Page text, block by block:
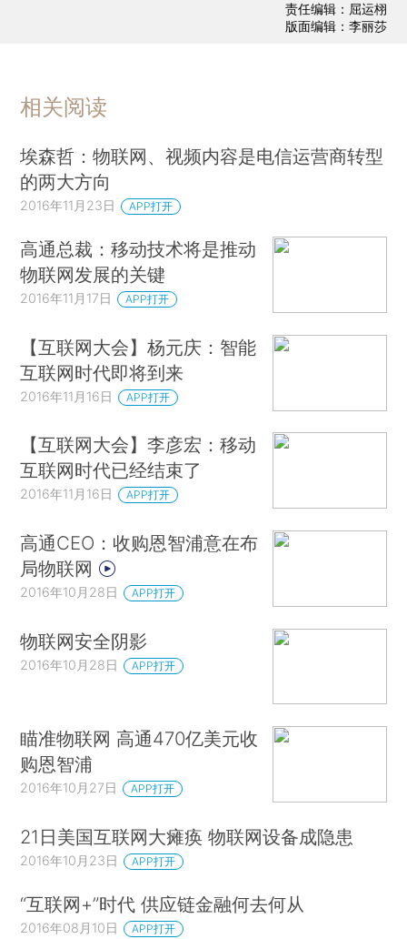
责任编辑：屈运栩
版面编辑：李丽莎
相关阅读
埃森哲：物联网、视频内容是电信运营商转型
的两大方向
2016年11月23日 APP打开
高通总裁：移动技术将是推动
物联网发展的关键
2016年11月17日 APP打开
【互联网大会】杨元庆：智能
互联网时代即将到来
2016年11月16日 APP打开
【互联网大会】李彦宏：移动
互联网时代已经结束了
2016年11月16日 APP打开
高通CEO：收购恩智浦意在布
局物联网
2016年10月28日 APP打开
物联网安全阴影
2016年10月28日 APP打开
瞄准物联网 高通470亿美元收
购恩智浦
2016年10月27日 APP打开
21日美国互联网大瘫痪 物联网设备成隐患
2016年10月23日 APP打开
“互联网+”时代 供应链金融何去何从
2016年08月10日 APP打开